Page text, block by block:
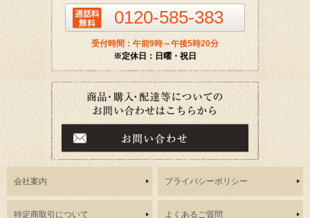
0120-585-383
受付時間：午前9時～午後5時20分
※定休日：日曜・祝日
会社案内 プライバシーポリシー
特定商取引について よくあるご質問